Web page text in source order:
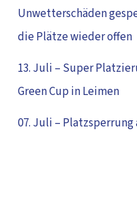
Unwetterschäden
die Plätze wieder offen
13. Juli – Super
Green Cup in Leimen
07. Juli –